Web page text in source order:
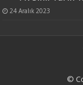
24 Aralık 2023
©